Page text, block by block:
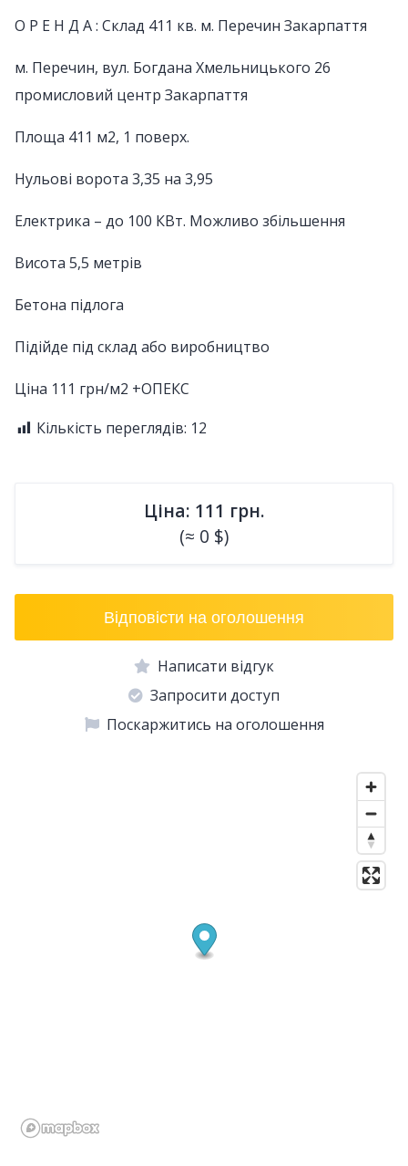
О Р Е Н Д А : Склад 411 кв. м. Перечин Закарпаття
м. Перечин, вул. Богдана Хмельницького 26
промисловий центр Закарпаття
Площа 411 м2, 1 поверх.
Нульові ворота 3,35 на 3,95
Електрика – до 100 КВт. Можливо збільшення
Висота 5,5 метрів
Бетона підлога
Підійде під склад або виробництво
Ціна 111 грн/м2 +ОПЕКС
Кількість переглядів: 12
Ціна: 111 грн.
(≈ 0 $)
Відповісти на оголошення
Написати відгук
Запросити доступ
Поскаржитись на оголошення